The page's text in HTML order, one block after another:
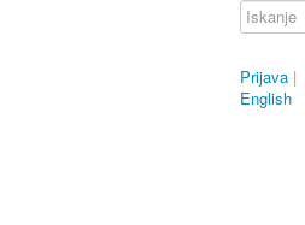
Prijava |
English